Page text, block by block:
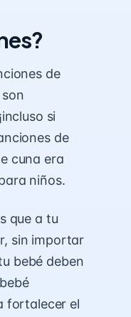
de
si
de
cuna era
niños.
que a tu
sin importar
bebé deben
fortalecer el